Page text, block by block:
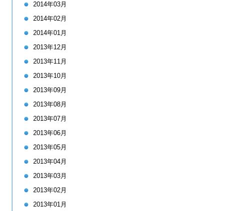
2014年03月
2014年02月
2014年01月
2013年12月
2013年11月
2013年10月
2013年09月
2013年08月
2013年07月
2013年06月
2013年05月
2013年04月
2013年03月
2013年02月
2013年01月